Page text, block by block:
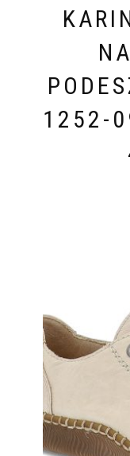
1252-